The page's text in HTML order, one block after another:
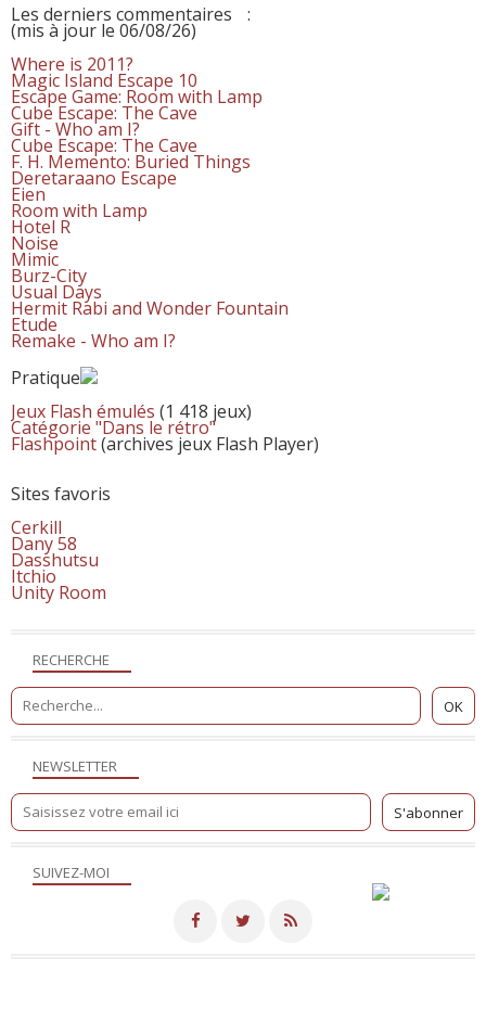
NEWSLETTER
SUIVEZ-MOI
RECHERCHE
Les derniers commentaires
:
(mis à jour le 06/08/26)
Where is 2011?
Magic Island Escape 10
Escape Game: Room with Lamp
Cube Escape: The Cave
Gift - Who am I?
Cube Escape: The Cave
F. H. Memento: Buried Things
Deretaraano Escape
Eien
Room with Lamp
Hotel R
Noise
Mimic
Burz-City
Usual Days
Hermit Rabi and Wonder Fountain
Etude
Remake - Who am I?
Pratique
Jeux Flash émulés (1 418 jeux)
Catégorie "Dans le rétro"
Flashpoint(archives jeux Flash Player)
Sites favoris
Cerkill
Dany 58
Dasshutsu
Itchio
Unity Room